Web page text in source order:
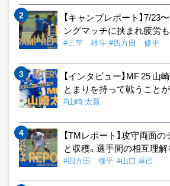
【キャンプレポート】7/
ングマッチに挟まれ疲労
#三竿 雄斗 #四方田 修平
【インタビュー】MF 25 山
とまりを持って戦うこと
#山崎 太新
【TMレポート】攻守両面
と収穫。選手間の相互理
#四方田 修平 #山口 卓己